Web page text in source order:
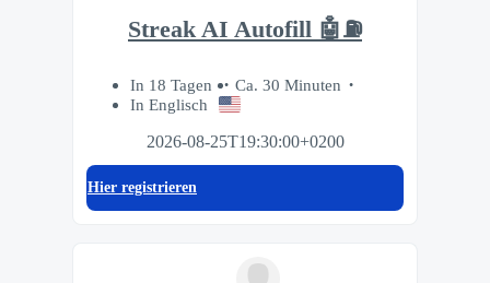
Streak AI Autofill 🤖⛽️
In 18 Tagen
Ca. 30 Minuten
In Englisch
2026-08-25T19:30:00+0200
Hier registrieren